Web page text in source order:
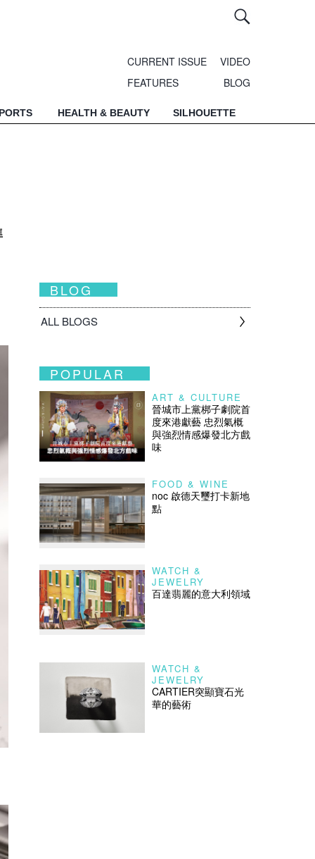
CURRENT ISSUE
VIDEO
FEATURES
BLOG
HEALTH & BEAUTY SILHOUETTE
BLOG
ALL BLOGS
POPULAR
ART & CULTURE
晉城市上黨梆子劇院首
度來港獻藝 忠烈氣概
與強烈情感爆發北方戲
味
FOOD & WINE
noc 啟德天璽打卡新地
點
WATCH &
JEWELRY
百達翡麗的意大利領域
WATCH &
JEWELRY
CARTIER突顯寶石光
華的藝術